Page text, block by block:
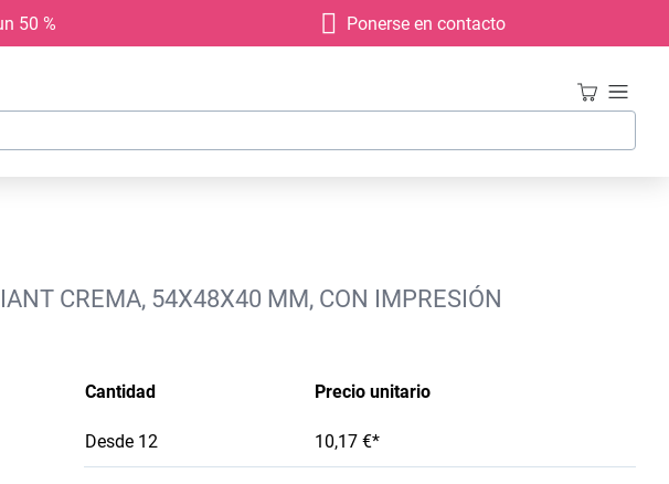
50 % Ponerse en contacto
CREMA, 54X48X40 MM, CON IMPRESIÓN
Cantidad Precio unitario
Desde 12 10,17 €*